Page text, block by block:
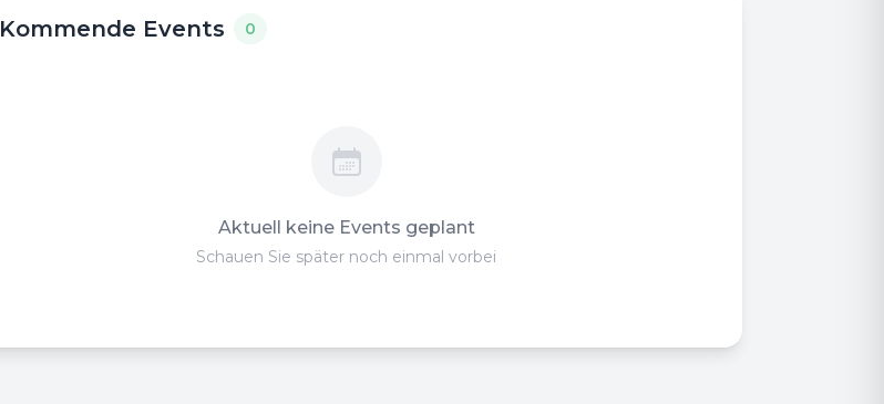
Kommende Events 0
Aktuell keine Events geplant
Schauen Sie später noch einmal vorbei